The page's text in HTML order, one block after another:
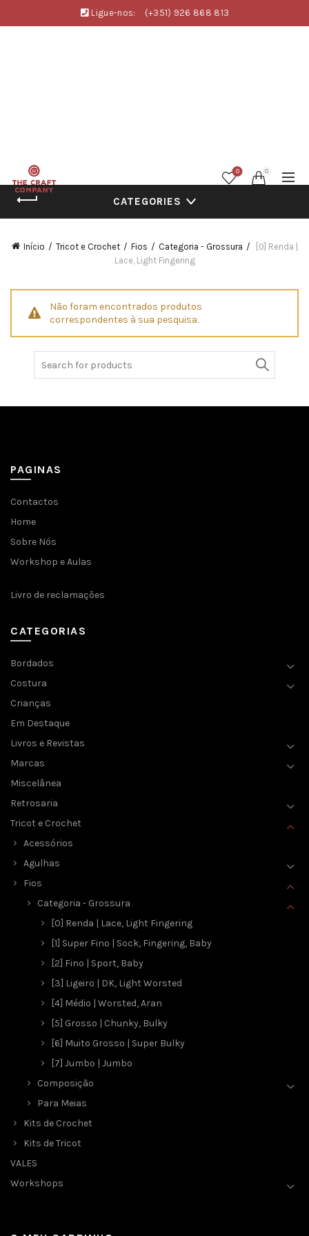
Ligue-nos: (+351) 926 868 813
0 0
CATEGORIES
Início Tricot e Crochet Fios Categoria - Grossura
[0] Renda |
Lace, Light Fingering
Não foram encontrados produtos
correspondentes à sua pesquisa.
PAGINAS
Contactos
Home
Sobre Nós
Workshop e Aulas
Livro de reclamações
CATEGORIAS
Bordados
Costura
Crianças
Em Destaque
Livros e Revistas
Marcas
Miscelânea
Retrosaria
Tricot e Crochet
Acessórios
Agulhas
Fios
Categoria - Grossura
[0] Renda | Lace, Light Fingering
[1] Super Fino | Sock, Fingering, Baby
[2] Fino | Sport, Baby
[3] Ligeiro | DK, Light Worsted
[4] Médio | Worsted, Aran
[5] Grosso | Chunky, Bulky
[6] Muito Grosso | Super Bulky
[7] Jumbo | Jumbo
Composição
Para Meias
Kits de Crochet
Kits de Tricot
VALES
Workshops